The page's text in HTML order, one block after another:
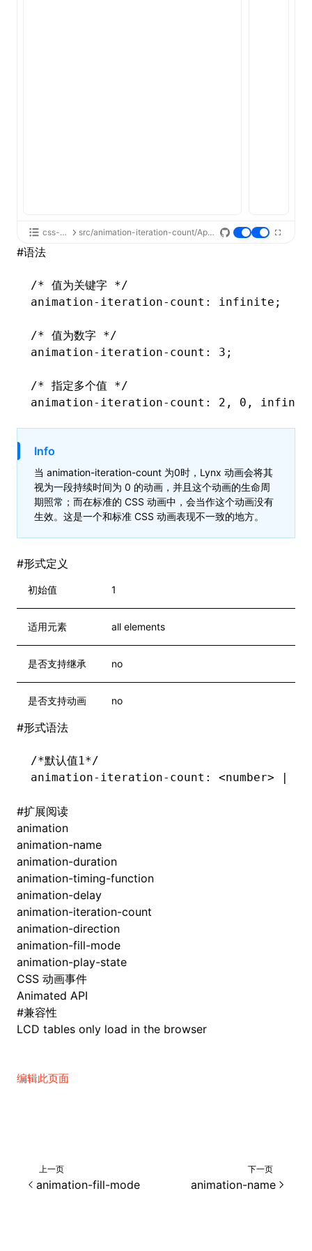
css-api src/animation-iteration-count/App.tsx
#语法
/* 值为关键字 */
animation-iteration-count : infinite;
/* 值为数字 */
animation-iteration-count : 3;
/* 指定多个值 */
animation-iteration-count : 2 , 0 ,
Info
当 animation-iteration-count 为0时，Lynx 动画会将其
视为一段持续时间为 0 的动画，并且这个动画的生命周
期照常；而在标准的 CSS 动画中，会当作这个动画没有
生效。这是一个和标准 CSS 动画表现不一致的地方。
#形式定义
初始值 1
适用元素 all elements
是否支持继承 no
是否支持动画 no
#形式语法
/*默认值1*/
animation-iteration-count : <number> |
#扩展阅读
animation
animation-name
animation-duration
animation-timing-function
animation-delay
animation-iteration-count
animation-direction
animation-fill-mode
animation-play-state
CSS 动画事件
Animated API
#兼容性
LCD tables only load in the browser
编辑此页面
上一页
animation-fill-mode
下一页
animation-name